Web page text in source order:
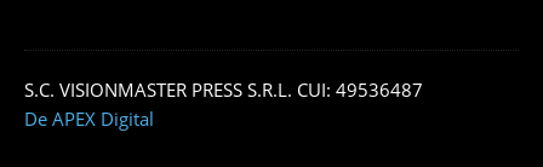
S.C. VISIONMASTER PRESS S.R.L. CUI: 49536487
De APEX Digital